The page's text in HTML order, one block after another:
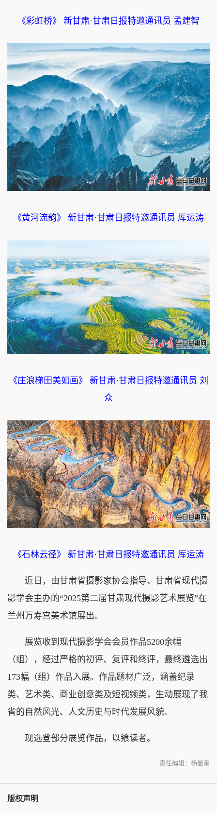
《彩虹桥》 新甘肃·甘肃日报特邀通讯员 孟建智
《黄河流韵》 新甘肃·甘肃日报特邀通讯员 厍运涛
《庄浪梯田美如画》 新甘肃·甘肃日报特邀通讯员 刘
众
《石林云径》 新甘肃·甘肃日报特邀通讯员 厍运涛
近日，由甘肃省摄影家协会指导、甘肃省现代摄
影学会主办的“2025第二届甘肃现代摄影艺术展览”在
兰州万寿宫美术馆展出。
展览收到现代摄影学会会员作品5200余幅
（组），经过严格的初评、复评和终评，最终遴选出
173幅（组）作品入展。作品题材广泛，涵盖纪录
类、艺术类、商业创意类及短视频类，生动展现了我
省的自然风光、人文历史与时代发展风貌。
现选登部分展览作品，以飨读者。
责任编辑：杨晨雨
版权声明